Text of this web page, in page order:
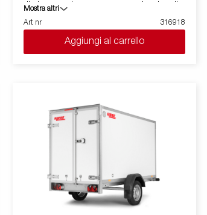
ribalta posteriormente per agevolare la salita
e la discesa di attrezzature e del materiale
trasportato. Una molla a gas anteriore
agevola le operazioni di apertura e chiusura
del telaio. La sponda posteriore è rinforzata, e
quella anteriore basse (26 cm) in modo tale
da non creare un ingombro ad eventuali
da caricare e presenta le sponde anteriori e
dotate di anelli di fissaggio carico interni per
bloccare la merce trasportata. Come sempre
ELLEBI offre un ampio programma di
Mostra altri
Art nr
316918
Aggiungi al carrello